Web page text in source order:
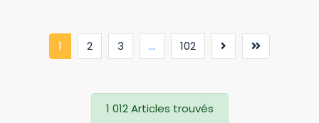
1 (current)
2 3 ... 102
1 012 Articles trouvés